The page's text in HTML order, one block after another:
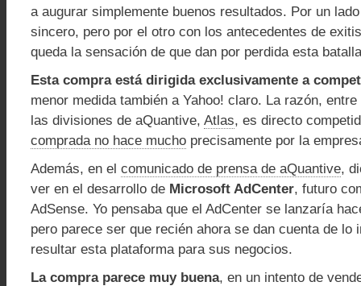
a augurar simplemente buenos resultados. Por un
sincero, pero por el otro con los antecedentes de
queda la sensación de que dan por perdida esta
Esta compra está dirigida exclusivamente a
menor medida también a Yahoo! claro. La razón,
las divisiones de aQuantive, Atlas, es directo
comprada no hace mucho precisamente por la
Además, en el comunicado de prensa de aQuantive,
ver en el desarrollo de Microsoft AdCenter, futuro
AdSense. Yo pensaba que el AdCenter se lanzaría
pero parece ser que recién ahora se dan cuenta de lo
resultar esta plataforma para sus negocios.
La compra parece muy buena, en un intento de